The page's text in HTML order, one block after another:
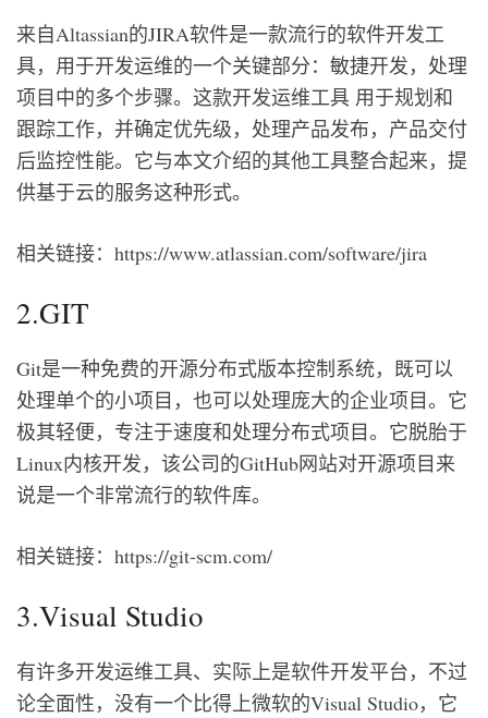
来自Altassian的JIRA软件是一款流行的软件开发工
具，用于开发运维的一个关键部分：敏捷开发，处理
项目中的多个步骤。这款开发运维工具 用于规划和
跟踪工作，并确定优先级，处理产品发布，产品交付
后监控性能。它与本文介绍的其他工具整合起来，提
供基于云的服务这种形式。
相关链接：https://www.atlassian.com/software/jira
2.GIT
Git是一种免费的开源分布式版本控制系统，既可以
处理单个的小项目，也可以处理庞大的企业项目。它
极其轻便，专注于速度和处理分布式项目。它脱胎于
Linux内核开发，该公司的GitHub网站对开源项目来
说是一个非常流行的软件库。
相关链接：https://git-scm.com/
3.Visual Studio
有许多开发运维工具、实际上是软件开发平台，不过
论全面性，没有一个比得上微软的Visual Studio，它